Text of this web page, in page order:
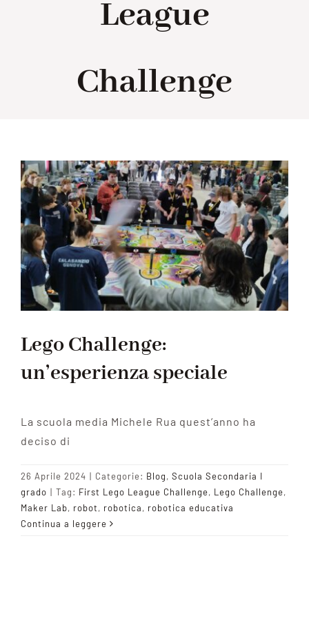
League
Challenge
Lego Challenge:
un’esperienza speciale
La scuola media Michele Rua quest’anno ha
deciso di
26 Aprile 2024 | Categorie: Blog, Scuola Secondaria I
grado | Tag: First Lego League Challenge, Lego Challenge,
Maker Lab, robot, robotica, robotica educativa
Continua a leggere